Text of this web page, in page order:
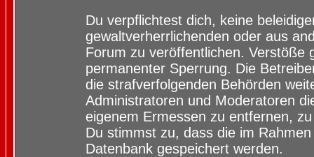
Du verpflichtest dich, keine
gewaltverherrlichenden oder aus
Forum zu veröffentlichen. Verstöße
permanenter Sperrung. Die
die strafverfolgenden Behörden
Administratoren und Moderatoren
eigenem Ermessen zu entfernen,
Du stimmst zu, dass die im
Datenbank gespeichert werden.